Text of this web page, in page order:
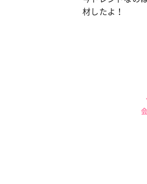
材したよ！